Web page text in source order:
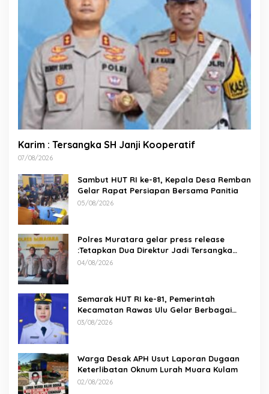
Karim : Tersangka SH Janji Kooperatif
07/08/2026
Sambut HUT RI ke-81, Kepala Desa Remban
Gelar Rapat Persiapan Bersama Panitia
05/08/2026
Polres Muratara gelar press release
:Tetapkan Dua Direktur Jadi Tersangka
Kecelakaan Maut antara Bus ALS dan
04/08/2026
Semarak HUT RI ke-81, Pemerintah
Kecamatan Rawas Ulu Gelar Berbagai
Lomba
03/08/2026
Warga Desak APH Usut Laporan Dugaan
Keterlibatan Oknum Lurah Muara Kulam
02/08/2026